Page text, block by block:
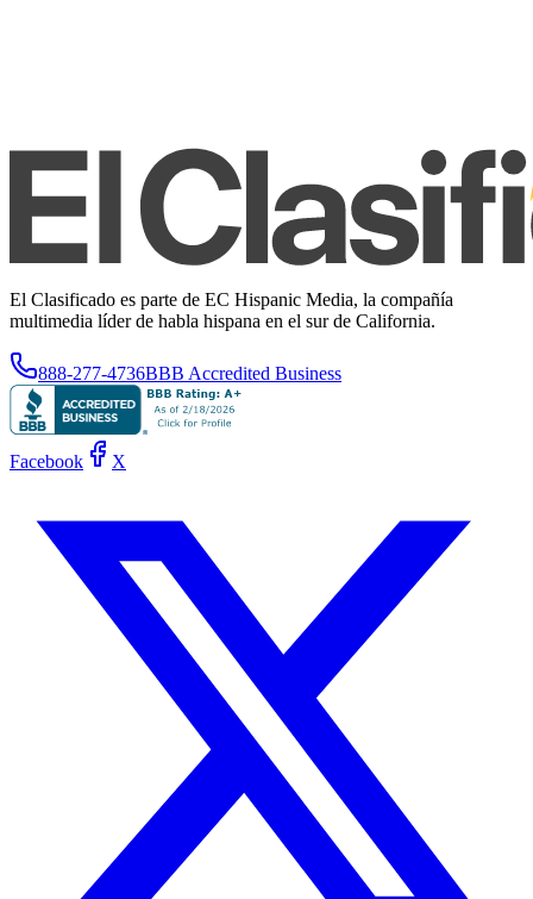
El Clasificado es parte de EC Hispanic Media, la compañía
multimedia líder de habla hispana en el sur de California.
888-277-4736BBB Accredited Business
Facebook X